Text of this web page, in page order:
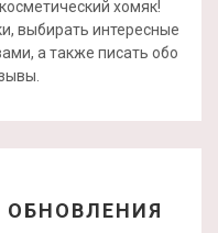
хомяк!
выбирать интересные
а также писать обо